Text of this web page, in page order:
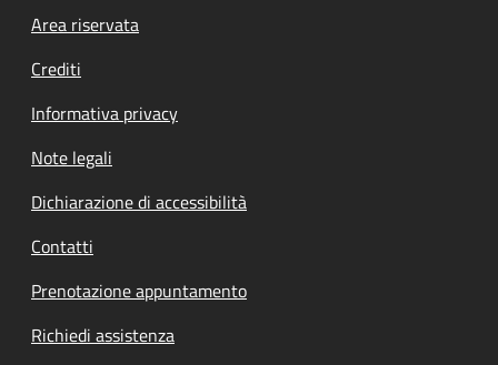
Footer menu
Area riservata
Crediti
Informativa privacy
Note legali
Dichiarazione di accessibilità
Contatti
Prenotazione appuntamento
Richiedi assistenza